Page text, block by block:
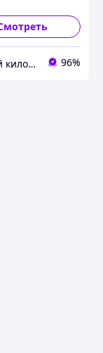
Шестой километр 96%